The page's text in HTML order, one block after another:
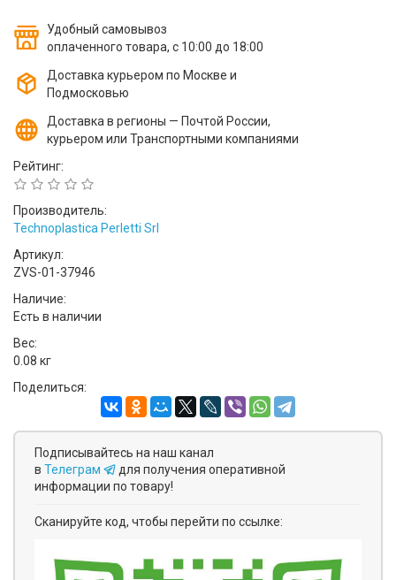
Удобный самовывоз
оплаченного товара, с 10:00 до 18:00
Доставка курьером по Москве и
Подмосковью
Доставка в регионы — Почтой России,
курьером или Транспортными компаниями
Рейтинг:
Производитель:
Technoplastica Perletti Srl
Артикул:
ZVS-01-37946
Наличие:
Есть в наличии
Вес:
0.08 кг
Поделиться:
Подписывайтесь на наш канал
в Телеграм
для получения оперативной
информации по товару!
Сканируйте код, чтобы перейти по ссылке: